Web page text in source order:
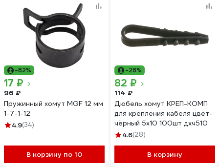
-82%
17 ₽
96 ₽
Пружинный хомут MGF 12 мм
1-7-1-12
4.9(34)
В корзину по 10
-28%
82 ₽
114 ₽
Дюбель хомут КРЕП-КОМП
для крепления кабеля цвет-
чёрный 5х10 100шт дхч510
4.6(28)
В корзину